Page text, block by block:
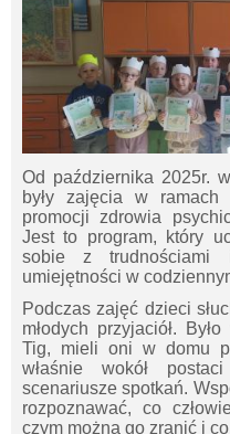
Od października 2025r.
były zajęcia w ramach
promocji zdrowia
Jest to program, który
sobie z trudnościami i
umiejętności w
Podczas zajęć dzieci
młodych przyjaciół.
Tig, mieli oni w domu
właśnie wokół
scenariusze spotkań.
rozpoznawać, co
czym można go zranić i